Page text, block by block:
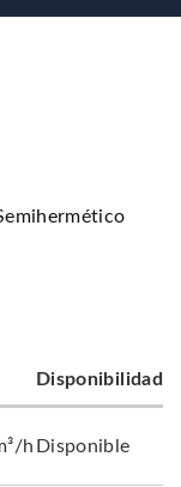
Disponibilidad
h Disponible